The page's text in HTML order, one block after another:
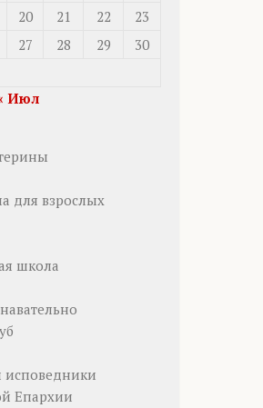
20 21 22
23
27 28 29
30
Июл
для взрослых
школа
Епархии